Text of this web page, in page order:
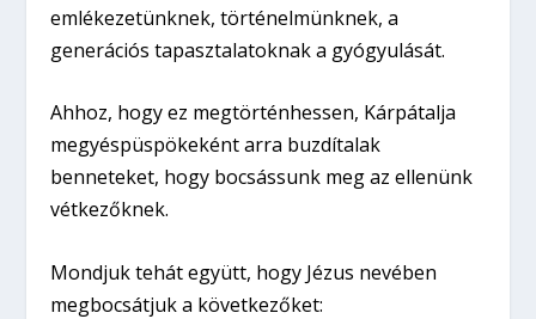
emlékezetünknek, történelmünknek, a
generációs tapasztalatoknak a gyógyulását.
Ahhoz, hogy ez megtörténhessen, Kárpátalja
megyéspüspökeként arra buzdítalak
benneteket, hogy bocsássunk meg az ellenünk
vétkezőknek.
Mondjuk tehát együtt, hogy Jézus nevében
megbocsátjuk a következőket: